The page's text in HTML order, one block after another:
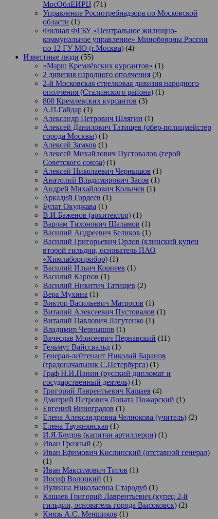
МосОблЕИРЦ (71)
Управление Роспотребнадзора по Московской
области (1)
Филиал ФГБУ «Центральное жилищно-
коммунальное управление» Минобороны России
по 12 ГУ МО (г.Москва) (4)
Известные люди (55)
«Марш Кремлёвских курсантов» (1)
2 дивизия народного ополчения (3)
2-й Московская стрелковая дивизия народного
ополчения (Сталинского района) (1)
800 Кремлевских курсантов (3)
А.П.Гайдар (1)
Александр Петрович Шлягин (1)
Алексей Данилович Татищев (обер-полицмейстер
города Москвы) (1)
Алексей Замков (1)
Алексей Михайлович Пустовалов (герой
Советского союза) (1)
Алексей Николаевич Чернышов (1)
Анатолий Владимирович Засов (1)
Андрей Михайлович Колычев (1)
Аркадий Гордеев (1)
Булат Окуджава (1)
В.И.Баженов (архитектор) (1)
Варлам Тихонович Шаламов (1)
Василий Андреевич Беликов (1)
Василий Григорьевич Орлов (клинский купец
второй гильдии, основатель ПАО
«Химлаборприбор) (1)
Василий Ильич Корнеев (1)
Василий Карпов (1)
Василий Никитич Татищев (2)
Вера Мухина (1)
Виктор Васильевич Матросов (1)
Виталий Алексеевич Пустовалов (1)
Виталий Павлович Лагутенко (1)
Владимир Чернышов (1)
Вячеслав Моисеевич Пернавский (11)
Гельмут Вайссвальд (1)
Генерал-лейтенант Николай Баранов
(градоначальник С.Петербурга) (1)
Граф Н.И.Панин (русский дипломат и
государственный деятель) (1)
Григорий Лаврентьевич Кашаев (4)
Дмитрий Петрович Лопата Пожарский (1)
Евгений Виноградов (1)
Елена Александровна Челнокова (учитель) (2)
Елена Таужнянская (1)
И.Я.Блудов (капитан артиллерии) (1)
Иван Грозный (2)
Иван Ефимович Кислинский (отставной генерал)
(1)
Иван Максимович Титов (1)
Иосиф Волоцкий (1)
Иулиана Николаевна Стародуб (1)
Кашаев Григорий Лаврентьевич (купец 2-й
гильдии, основатель города Высоковск) (2)
Князь А.С. Меншиков (1)